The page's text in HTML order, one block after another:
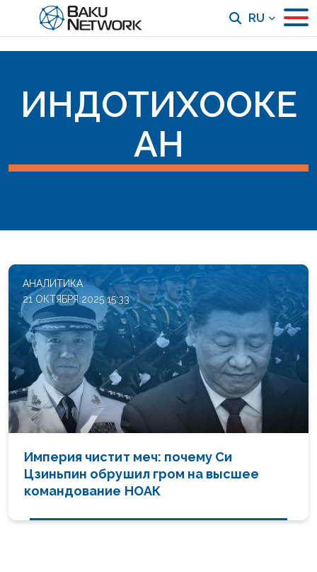
RU
ИНДОТИХООКЕ
АН
АНАЛИТИКА
21 ОКТЯБРЯ 2025 15:33
Империя чистит меч: почему Си
Цзиньпин обрушил гром на высшее
командование НОАК